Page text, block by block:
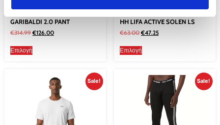
GARIBALDI 2.0 PANT
€314.99 €126.00
Επιλογή
HH LIFA ACTIVE SOLEN LS
€63.00 €47.25
Επιλογή
Sale! Sale!